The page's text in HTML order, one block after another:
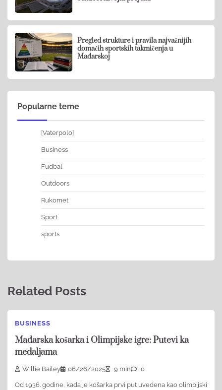
Pregled strukture i pravila najvažnijih
domaćih sportskih takmičenja u
Mađarskoj
Popularne teme
[Vaterpolo]
Business
Fudbal
Outdoors
Rukomet
Sport
sports
Related Posts
BUSINESS
Mađarska košarka i Olimpijske igre: Putevi ka
medaljama
Willie Bailey 06/26/2025 9 min 0
Od 1936. godine, kada je košarka prvi put uvedena kao olimpijski